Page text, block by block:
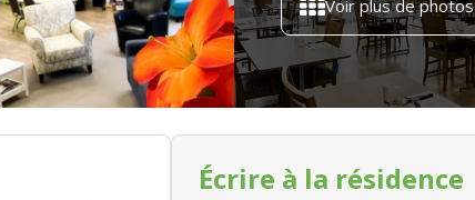
Voir plus de photos
Écrire à la résidence